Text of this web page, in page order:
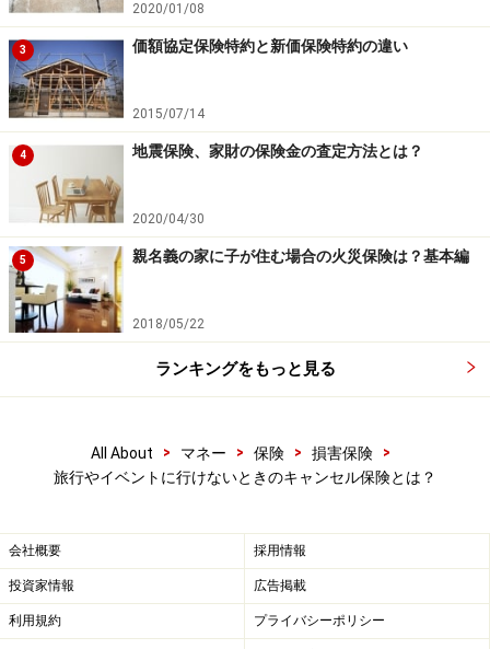
動、テロ行為などが発生した
ペットの死亡
勤務先から業務出張や休日勤務を命じられた
パスポートの紛失・盗難、期限切れ
など
他にもいろいろありますが、一般的にキャンセルになり
そうなことはある程度カバーされています。
ただし、これらのキャンセル事由には、例えば●日以上
条件がついていることがあります。加入前に必ず対象と
キャンセル保険の取り扱いと加入方法
す。1つはネットで保険会社に直接申し込みをして加入
するパターンです。もう1つは、保険会社などが旅行会
社などと提携していて、旅行などの申し込み時に一緒に
案内をされて加入するパターンです。
2020/01/08
3 価額協定保険特約と新価保険特約の違い
2015/07/14
4 地震保険、家財の保険金の査定方法とは？
2020/04/30
5 親名義の家に子が住む場合の火災保険は？基本編
2018/05/22
ランキングをもっと見る
All About > マネー > 保険 > 損害保険
>
旅行やイベントに行けないときのキャンセル保険とは？
会社概要 採用情報
投資家情報 広告掲載
利用規約 プライバシーポリシー